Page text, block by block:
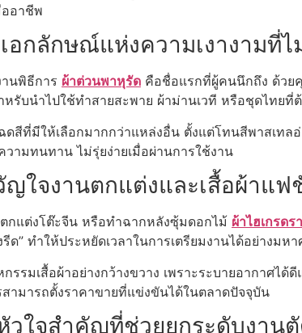
อาชีพ
กลักษณ์แห่งความเงางามที่
นพิธีการ ผ้าต่วนพาหุรัด คือชื่อแรกที่ผู้คนนึกถึง ด้วย
รับนำไปใช้ทำสายสะพาย ผ้าม่านเวที หรือชุดไทยที่
สีที่มีให้เลือกมากกว่าแหล่งอื่น ตั้งแต่โทนสีพาสเทล
ามทนทาน ไม่รุ่ยง่ายเมื่อผ่านการใช้งาน
ญใจงานตกแต่งและเสื้อผ้าแฟ
กแต่งโต๊ะจีน หรือทำฉากหลังซุ้มดอกไม้ ผ้าไฮเกรดร
” ทำให้ประหยัดเวลาในการเตรียมงานได้อย่างมหา
รมเสื้อผ้าอย่างกว้างขวาง เพราะระบายอากาศได้
ามารถตั้งราคาขายที่แข่งขันได้ในตลาดปัจจุบัน
วใจสำคัญที่ช่วยยกระดับงานตั